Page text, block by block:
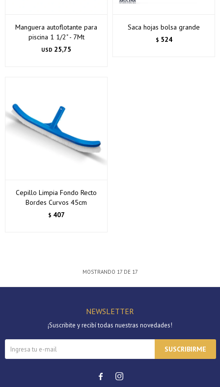
Manguera autoflotante para
piscina 1 1/2" - 7Mt
USD 25,75
Saca hojas bolsa grande
$ 524
Cepillo Limpia Fondo Recto
Bordes Curvos 45cm
$ 407
MOSTRANDO 17DE 17
NEWSLETTER
¡Suscribite y recibí todas nuestras novedades!
SUSCRIBIRME
 